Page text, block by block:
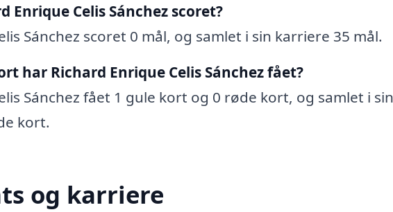
Enrique Celis Sánchez scoret?
Sánchez scoret 0 mål, og samlet i sin karriere 35 mål.
har Richard Enrique Celis Sánchez fået?
Sánchez fået 1 gule kort og 0 røde kort, og samlet i sin
kort.
og karriere